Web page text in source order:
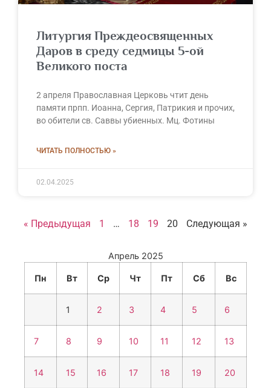
Литургия Преждеосвященных
Даров в среду седмицы 5-ой
Великого поста
2 апреля Православная Церковь чтит день
памяти прпп. Иоанна, Сергия, Патрикия и прочих,
во обители св. Саввы убиенных. Мц. Фотины
ЧИТАТЬ ПОЛНОСТЬЮ »
02.04.2025
« Предыдущая 1 … 18 19 20 Следующая »
Апрель 2025
Пн Вт Ср Чт Пт Сб Вс
1 2 3 4 5 6
7 8 9 10 11 12 13
14 15 16 17 18 19 20